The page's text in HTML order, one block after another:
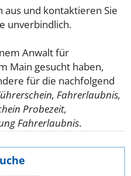
und kontaktieren Sie
unverbindlich.
Anwalt für
Main gesucht haben,
für die nachfolgend
Fahrerlaubnis,
Probezeit,
Fahrerlaubnis.